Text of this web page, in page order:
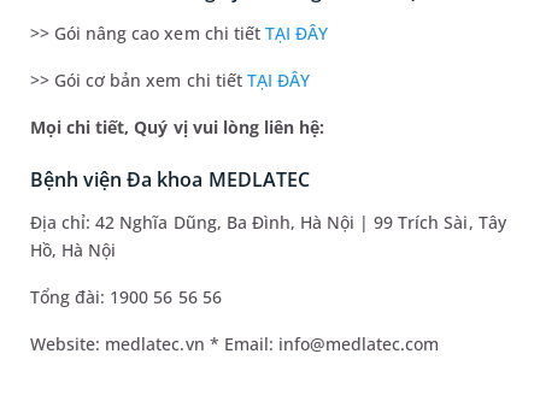
>> Gói nâng cao xem chi tiết TẠI ĐÂY
>> Gói cơ bản xem chi tiết TẠI ĐÂY
Mọi chi tiết, Quý vị vui lòng liên hệ:
Bệnh viện Đa khoa MEDLATEC
Địa chỉ: 42 Nghĩa Dũng, Ba Đình, Hà Nội | 99 Trích Sài, Tây
Hồ, Hà Nội
Tổng đài: 1900 56 56 56
Website: medlatec.vn * Email: info@medlatec.com